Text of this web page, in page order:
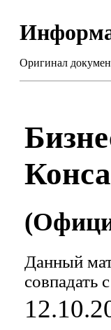
Оригинал
Данный
совпадать